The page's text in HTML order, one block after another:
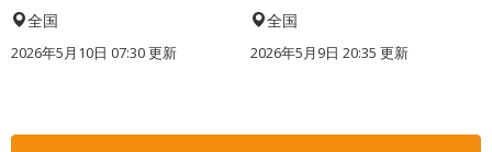
全国
2026年5月10日 07:30 更新
全国
2026年5月9日 20:35 更新